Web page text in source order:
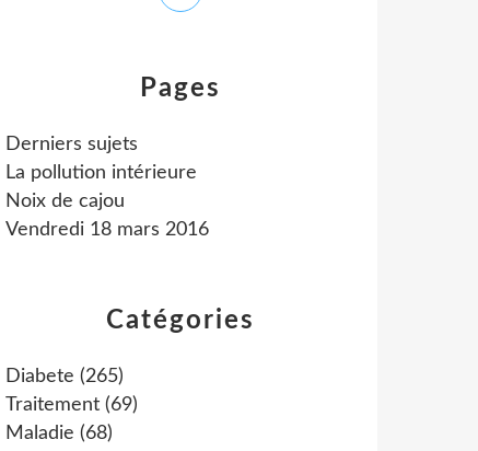
Catégories
Diabete (265)
Traitement (69)
Maladie (68)
Pages
Derniers sujets
La pollution intérieure
Noix de cajou
Vendredi 18 mars 2016